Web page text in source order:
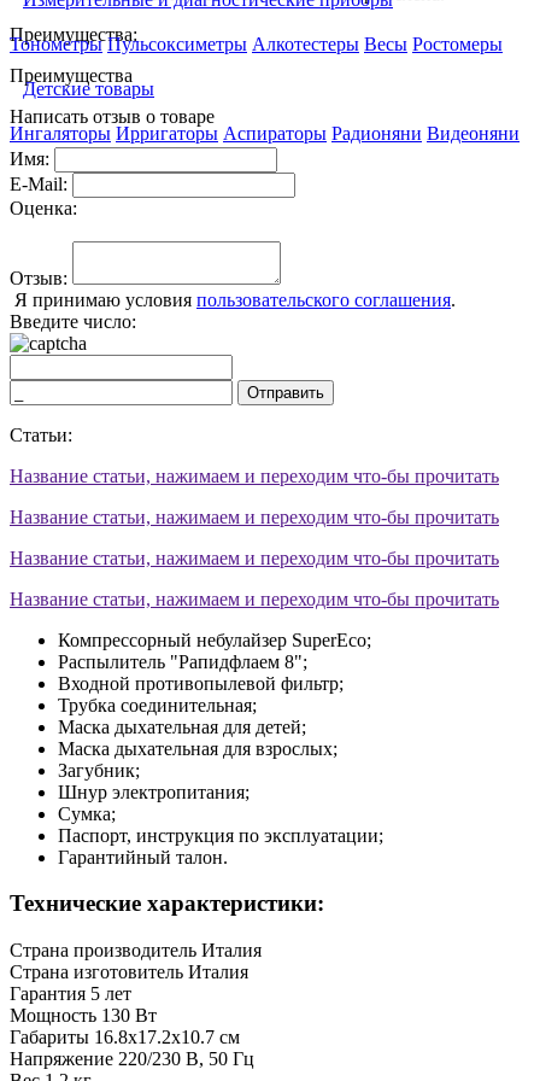
Тонометры Пульсоксиметры Алкотестеры Весы Ростомеры
Детские товары
Ингаляторы Ирригаторы Аспираторы Радионяни Видеоняни
Преимущества:
Преимущества
Написать отзыв о товаре
Имя:
E-Mail:
Оценка:
Отзыв:
Я принимаю условия пользовательского соглашения.
Введите число:
Отправить
Статьи:
Название статьи, нажимаем и переходим что-бы прочитать
Название статьи, нажимаем и переходим что-бы прочитать
Название статьи, нажимаем и переходим что-бы прочитать
Название статьи, нажимаем и переходим что-бы прочитать
Компрессорный небулайзер SuperEco;
Распылитель "Рапидфлаем 8";
Входной противопылевой фильтр;
Трубка соединительная;
Маска дыхательная для детей;
Маска дыхательная для взрослых;
Загубник;
Шнур электропитания;
Сумка;
Паспорт, инструкция по эксплуатации;
Гарантийный талон.
Технические характеристики:
Страна производитель Италия
Страна изготовитель Италия
Гарантия 5 лет
Мощность 130 Вт
Габариты 16.8х17.2х10.7 см
Напряжение 220/230 В, 50 Гц